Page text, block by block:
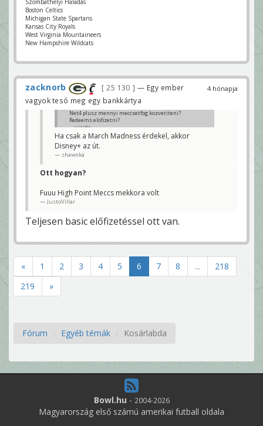
Szombathelyi Haladás
Boston Celtics
Michigan State Spartans
Kansas City Royals
West Virginia Mountaineers
New Hampshire Wildcats
4 hónapja
zacknorb 25 130
— Egy ember
vagyok tesó meg egy bankkártya
Net4 plusz mennyi meccsetfog kozvetiteni?
Redeems elofizetni?
JustoVillar
Ha csak a March Madness érdekel, akkor
Disney+ az út.
shawnka
Ott hogyan?
Fuuu High Point Meccs mekkora volt
JustoVillar
Teljesen basic előfizetéssel ott van.
« 1 2 3 4 5 6 7 8 ...
218
219
»
Fórum Egyéb témák Kosárlabda
Bowl.hu - 2004-2026
Magyarország első számú amerikai futball oldala